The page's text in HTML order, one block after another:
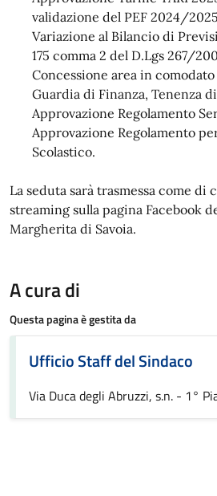
validazione del PEF 2024/
Variazione al Bilancio di
175 comma 2 del D.Lgs 267/
Concessione area in
Guardia di Finanza, Tenenza
Approvazione Regolamento
Approvazione Regolamento
Scolastico.
La seduta sarà trasmessa come
streaming sulla pagina Facebook
Margherita di Savoia.
A cura di
Questa pagina è gestita da
Ufficio Staff del Sindaco
Via Duca degli Abruzzi, s.n. - 1°